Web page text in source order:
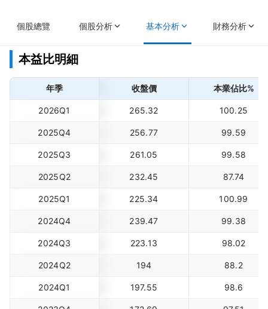
個股總覽 個股分析 基本分析 財務分析
本益比明細
年季 收盤價 本業佔比%
2026Q1 265.32 100.25
2025Q4 256.77 99.59
2025Q3 261.05 99.58
2025Q2 232.45 87.74
2025Q1 225.34 100.99
2024Q4 239.47 99.38
2024Q3 223.13 98.02
2024Q2 194 88.2
2024Q1 197.55 98.6